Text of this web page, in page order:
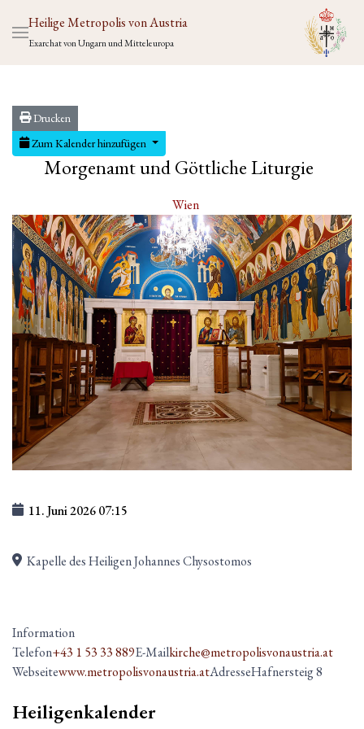
Heilige Metropolis von Austria
Exarchat von Ungarn und Mitteleuropa
Drucken
Zum Kalender hinzufügen
Morgenamt und Göttliche Liturgie
Wien
11. Juni 202607:15
Kapelle des Heiligen Johannes Chysostomos
Information
Telefon+43 1 53 33 889E-Mailkirche@metropolisvonaustria.at
Webseitewww.metropolisvonaustria.atAdresseHafnersteig 8
Heiligenkalender